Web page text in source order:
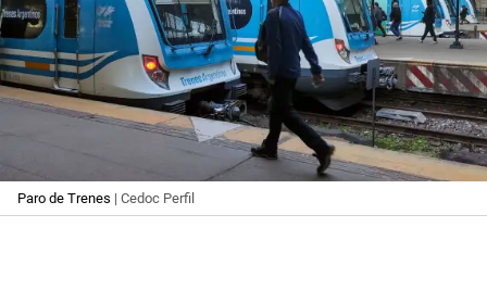
Paro de Trenes | Cedoc Perfil